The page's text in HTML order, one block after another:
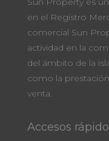
en el Registro
comercial Sun
actividad en la
del ámbito de la
como la
venta.
Accesos